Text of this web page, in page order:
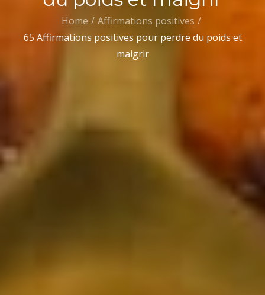
Home
Affirmations positives
65 Affirmations positives pour perdre du poids et
maigrir